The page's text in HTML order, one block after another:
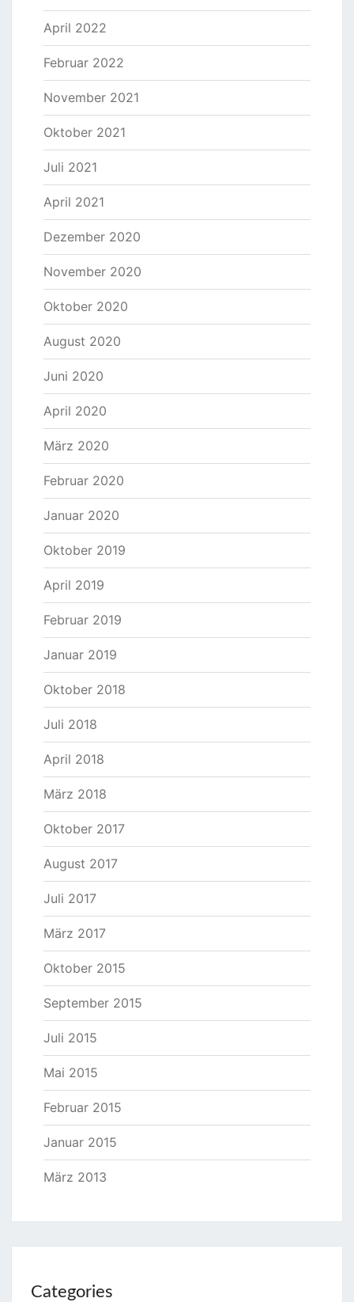
April 2022
Februar 2022
November 2021
Oktober 2021
Juli 2021
April 2021
Dezember 2020
November 2020
Oktober 2020
August 2020
Juni 2020
April 2020
März 2020
Februar 2020
Januar 2020
Oktober 2019
April 2019
Februar 2019
Januar 2019
Oktober 2018
Juli 2018
April 2018
März 2018
Oktober 2017
August 2017
Juli 2017
März 2017
Oktober 2015
September 2015
Juli 2015
Mai 2015
Februar 2015
Januar 2015
März 2013
Categories